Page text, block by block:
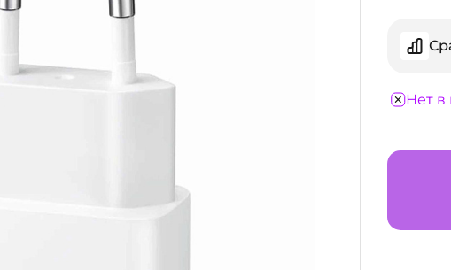
Нет в